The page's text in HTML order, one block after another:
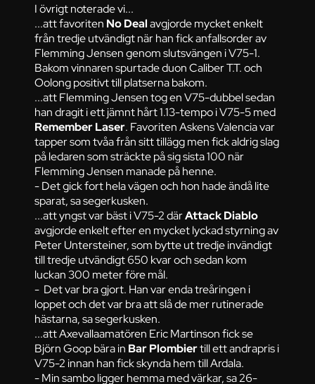
I övrigt noterade vi...
...att favoriten No Dealavgjorde mycket enkelt
från tredje utvändigt när han fick anfallsorder av
Flemming Jensen genom slutsvängen i V75-1.
Bakom vinnaren spurtade duon Caliber T.T. och
Oolong positivt till platserna bakom.
...att Flemming Jensen tog en V75-dubbel sedan
han dragit i ett jämnt hårt 1.13-tempo i V75-5 med
Remember Laser. Favoriten Askens Valencia var
tapper som tvåa från sitt tillägg men fick aldrig slag
på ledaren som sträckte på sig sista 100 när
Flemming Jensen manade på henne.
- Det gick fort hela vägen och hon hade ändå lite
sparat, sa segerkusken.
...att yngst var bäst i V75-2 därAttack Diablo
avgjorde enkelt efter en mycket lyckad styrning av
Peter Untersteiner, som bytte ut tredje invändigt
till tredje utvändigt 650 kvar och sedan kom
luckan 300 meter före mål.
- Det var bra gjort. Han var enda treåringen i
loppet och det var bra att slå de mer rutinerade
hästarna, sa segerkusken.
...att Axevallaamatören Eric Martinson fick se
Björn Goop bära in Bar Plombiertill ett andrapris i
V75-2 innan han fick skynda hem till Ardala.
- Min sambo ligger hemma med värkar, sa 26-